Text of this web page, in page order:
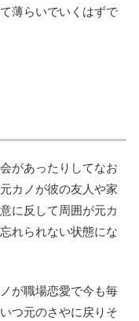
薄らいでいくはずで
があったりしてなお
カノが彼の友人や家
に反して周囲が元カ
れられない状態にな
が職場恋愛で今も毎
つ元のさやに戻りそ